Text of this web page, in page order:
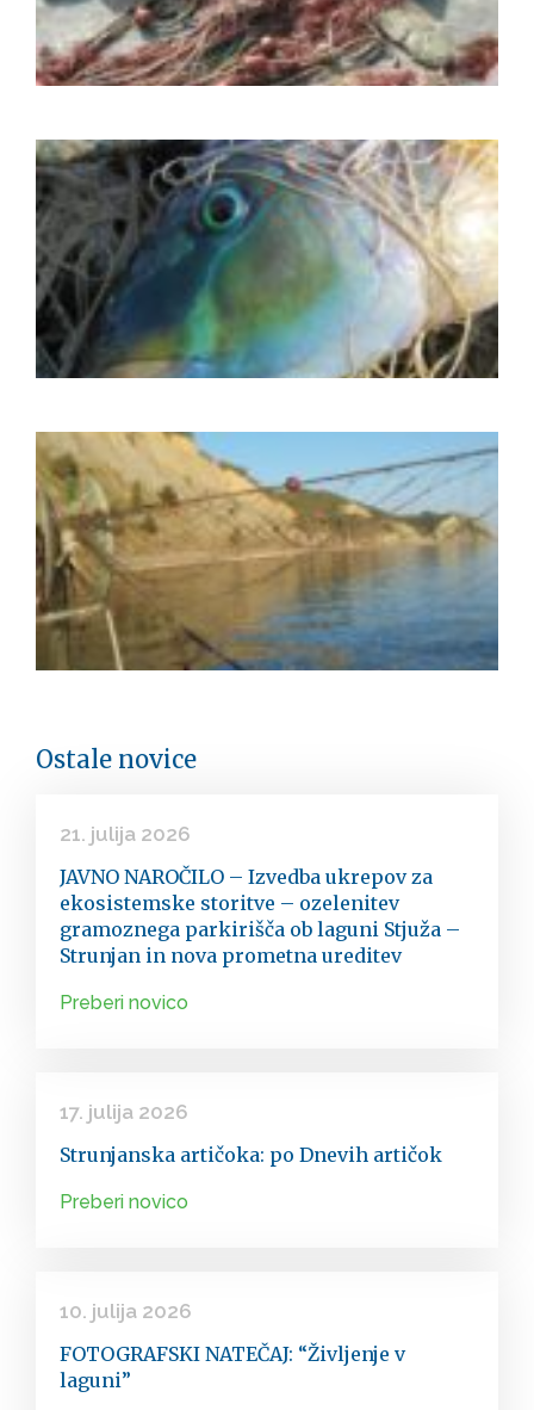
Ostale novice
21. julija 2026
JAVNO NAROČILO – Izvedba ukrepov za
ekosistemske storitve – ozelenitev
gramoznega parkirišča ob laguni Stjuža –
Strunjan in nova prometna ureditev
Preberi novico
17. julija 2026
Strunjanska artičoka: po Dnevih artičok
Preberi novico
10. julija 2026
FOTOGRAFSKI NATEČAJ: “Življenje v
laguni”